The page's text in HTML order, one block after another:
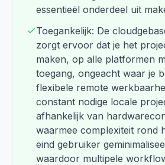
essentieël onderdeel uit
Toegankelijk: De
zorgt ervoor dat je het
maken, op alle platformen
toegang, ongeacht waar je
flexibele remote
constant nodige locale
afhankelijk van
waarmee complexiteit rond
eind gebruiker
waardoor multipele